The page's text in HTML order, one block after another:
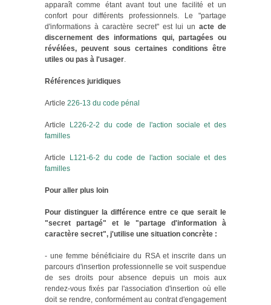
apparaît comme étant avant tout une facilité et un
confort pour différents professionnels. Le "partage
d'informations à caractère secret" est lui unacte de
discernement des informations qui, partagées ou
révélées, peuvent sous certaines conditions être
utiles ou pas à l'usager.
Références juridiques
Article 226-13 du code pénal
Article
L226-2-2 du code de l'action sociale et des
familles
Article
L121-6-2 du code de l'action sociale et des
familles
Pour aller plus loin
Pour distinguer la différence entre ce que serait le
"secret partagé" et le "partage d'information à
caractère secret", j'utilise une situation concrète :
- une femme bénéficiaire du RSA et inscrite dans un
parcours d'insertion professionnelle se voit suspendue
de ses droits pour absence depuis un mois aux
rendez-vous fixés par l'association d'insertion où elle
doit se rendre, conformément au contrat d'engagement